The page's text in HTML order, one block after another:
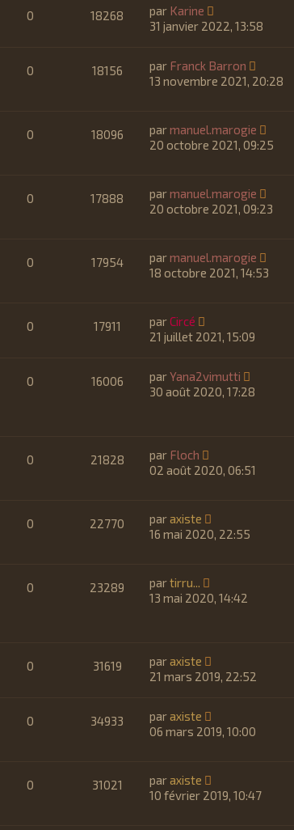
0 18268 par Karine
31 janvier 2022, 13:58
0 18156 par Franck Barron
13 novembre 2021, 20:28
0 18096 parmanuel.marogie
20 octobre 2021, 09:25
0 17888 parmanuel.marogie
20 octobre 2021, 09:23
0 17954 parmanuel.marogie
18 octobre 2021, 14:53
0 17911 parCircé
21 juillet 2021, 15:09
0 16006 parYana2vimutti
30 août 2020, 17:28
0 21828 par Floch
02 août 2020, 06:51
0 22770 paraxiste
16 mai 2020, 22:55
0 23289 partirru...
13 mai 2020, 14:42
0 31619 paraxiste
21 mars 2019, 22:52
0 34933 paraxiste
06 mars 2019, 10:00
0 31021 paraxiste
10 février 2019, 10:47